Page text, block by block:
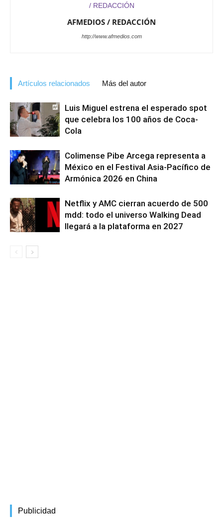
AFMEDIOS / REDACCIÓN
http://www.afmedios.com
Artículos relacionados Más del autor
Luis Miguel estrena el esperado spot
que celebra los 100 años de Coca-
Cola
Colimense Pibe Arcega representa a
México en el Festival Asia-Pacífico de
Armónica 2026 en China
Netflix y AMC cierran acuerdo de 500
mdd: todo el universo Walking Dead
llegará a la plataforma en 2027
Publicidad